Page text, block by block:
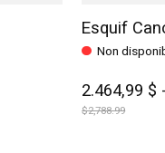
Esquif
Non
2.464,99 $
$2,788.99